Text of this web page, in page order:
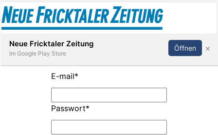
Abonnieren Anmelden
E-mail*
Passwort*
Neue Fricktaler Zeitung
Im Google Play Store
Öffnen ×